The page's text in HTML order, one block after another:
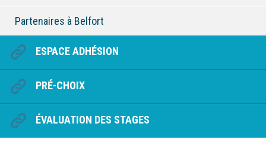
Partenaires à Belfort
ESPACE ADHÉSION
PRÉ-CHOIX
ÉVALUATION DES STAGES